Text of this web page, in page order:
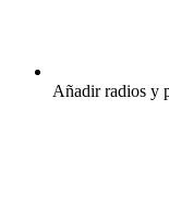
Añadir radios y